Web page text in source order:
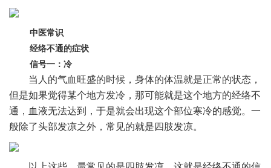
中医常识
经络不通的症状
信号一：冷
当人的气血旺盛的时候，身体的体温就是正常的状态，
但是如果觉得某个地方发冷，那可能就是这个地方的经络不
通，血液无法达到，于是就会出现这个部位寒冷的感觉。一
般除了头部发凉之外，常见的就是四肢发凉。